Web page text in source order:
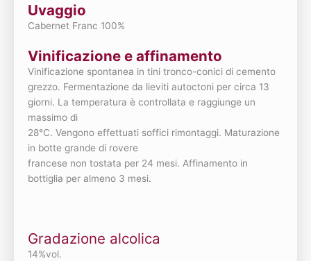
Uvaggio
Cabernet Franc 100%
Vinificazione e affinamento
Vinificazione spontanea in tini tronco-conici di cemento
grezzo. Fermentazione da lieviti autoctoni per circa 13
giorni. La temperatura è controllata e raggiunge un
massimo di
28°C. Vengono effettuati soffici rimontaggi. Maturazione
in botte grande di rovere
francese non tostata per 24 mesi. Affinamento in
bottiglia per almeno 3 mesi.
Gradazione alcolica
14%vol.